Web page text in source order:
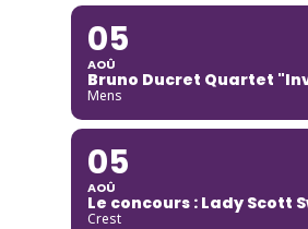
05
AOÛ
Bruno Ducret Quartet
Mens
05
AOÛ
Le concours : Lady Scott
Crest